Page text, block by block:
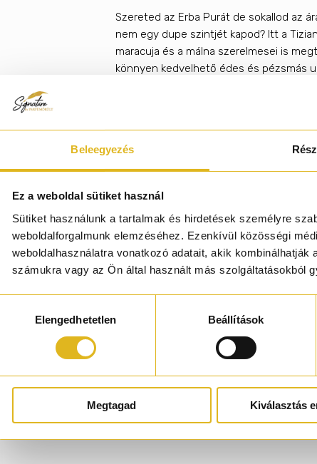
Beleegyezés
Ez a weboldal sütiket használ
Sütiket használunk a tartalmak és hirdetések személyre
weboldalforgalmunk elemzéséhez. Ezenkívül közösségi
weboldalhasználatra vonatkozó adatait, akik
számukra vagy az Ön által használt más szolgáltatásokból
kiválasztásaElengedhetetlen Beállítások
Megtagad Kiválasztás
Szereted az Erba Purát de sokallod az
nem egy dupe szintjét kapod? Itt a
maracuja és a málna szerelmesei is
könnyen kedvelhető édes és pézsmás
Fej: Maracuja, Barack, Körte, Málna,
Kattins több infóért a